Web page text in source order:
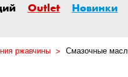
Outlet Новинки
ржавчины Смазочные